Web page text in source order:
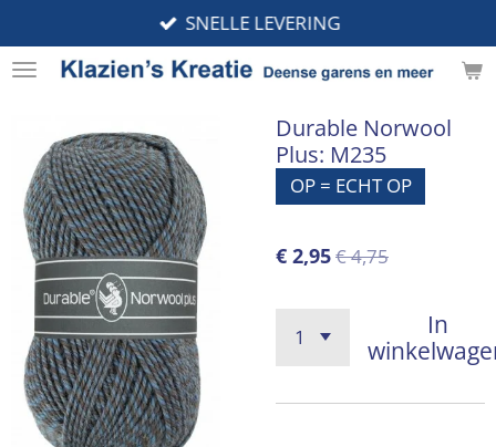
direct
naar
hoofdinhoud
SNELLE LEVERING
Durable Norwool
Plus: M235
OP = ECHT OP
€ 2,95€ 4,75
In